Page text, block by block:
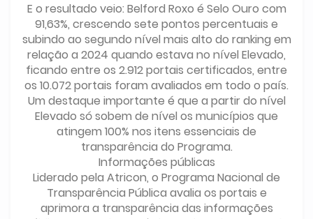
E o resultado veio: Belford Roxo é Selo Ouro com
91,63%, crescendo sete pontos percentuais e
subindo ao segundo nível mais alto do ranking em
relação a 2024 quando estava no nível Elevado,
ficando entre os 2.912 portais certificados, entre
os 10.072 portais foram avaliados em todo o país.
Um destaque importante é que a partir do nível
Elevado só sobem de nível os municípios que
atingem 100% nos itens essenciais de
transparência do Programa.
Informações públicas
Liderado pela Atricon, o Programa Nacional de
Transparência Pública avalia os portais e
aprimora a transparência das informações